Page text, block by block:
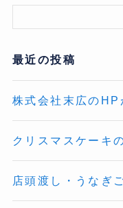
最近の投稿
株式会社末広のHP
クリスマスケーキ
店頭渡し・うなぎ